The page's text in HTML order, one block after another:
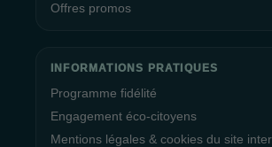
Offres promos
INFORMATIONS PRATIQUES
Programme fidélité
Engagement éco-citoyens
Mentions légales & cookies du site